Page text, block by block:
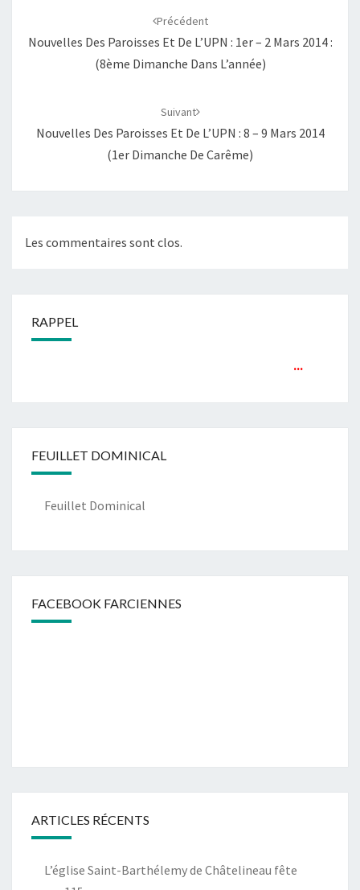
Précédent
Nouvelles Des Paroisses Et De L’UPN : 1er – 2 Mars 2014 :
(8ème Dimanche Dans L’année)
Suivant
Nouvelles Des Paroisses Et De L’UPN : 8 – 9 Mars 2014
(1er Dimanche De Carême)
Les commentaires sont clos.
RAPPEL
FEUILLET DOMINICAL
Feuillet Dominical
FACEBOOK FARCIENNES
ARTICLES RÉCENTS
L’église Saint-Barthélemy de Châtelineau fête